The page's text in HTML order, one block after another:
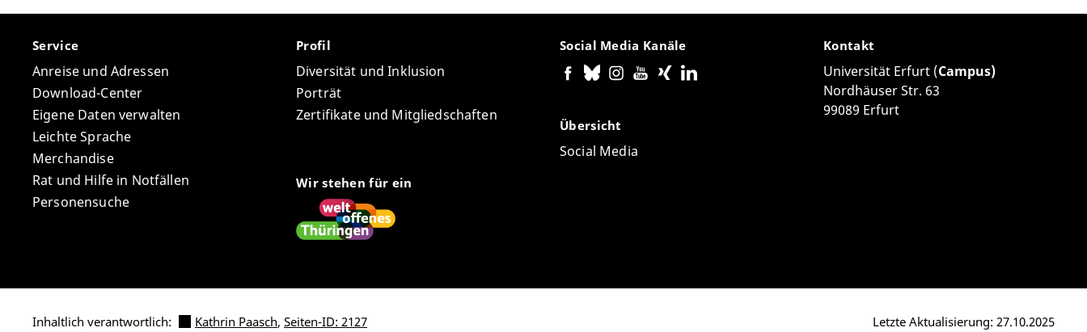
Service
Anreise und Adressen
Download-Center
Eigene Daten verwalten
Leichte Sprache
Merchandise
Rat und Hilfe in Notfällen
Personensuche
Profil
Diversität und Inklusion
Porträt
Zertifikate und Mitgliedschaften
Wir stehen für ein
Social Media Kanäle
Übersicht
Social Media
Kontakt
Universität Erfurt (Campus)
Nordhäuser Str. 63
99089 Erfurt
Inhaltlich verantwortlich: Kathrin Paasch, Seiten-ID: 2127 Letzte Aktualisierung: 27.10.2025